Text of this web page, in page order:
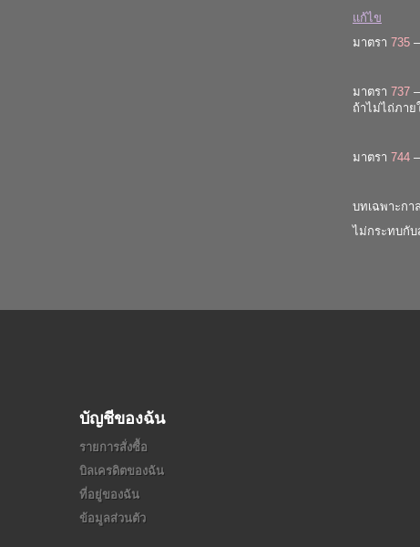
แก้ไข
มาตรา 735
มาตรา 737
ถ้าไม่ไถ่ภาย
มาตรา 744
บทเฉพาะกาล
ไม่กระทบกั
บัญชีของฉัน
รายการสั่งซื้อ
บิลเครดิตของฉัน
ที่อยู่ของฉัน
ข้อมูลส่วนตัว